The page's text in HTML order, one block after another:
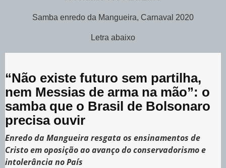
Samba enredo da Mangueira, Carnaval 2020
Letra abaixo
“Não existe futuro sem partilha,
nem Messias de arma na mão”: o
samba que o Brasil de Bolsonaro
precisa ouvir
Enredo da Mangueira resgata os ensinamentos de
Cristo em oposição ao avanço do conservadorismo e
intolerância no País